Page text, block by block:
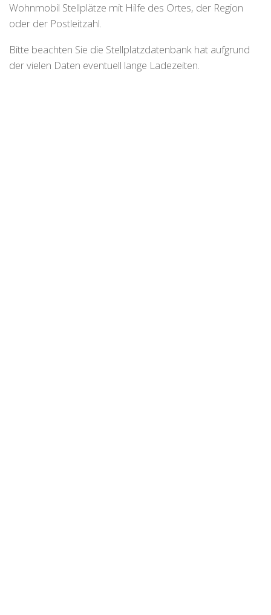
Wohnmobil Stellplätze mit Hilfe des Ortes, der Region
oder der Postleitzahl.
Bitte beachten Sie die Stellplatzdatenbank hat aufgrund
der vielen Daten eventuell lange Ladezeiten.